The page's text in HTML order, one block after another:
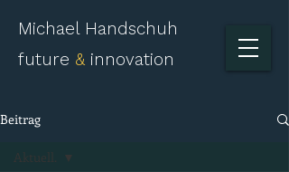
Michael Handschuh
future & innovation
Beitrag
Aktuell.